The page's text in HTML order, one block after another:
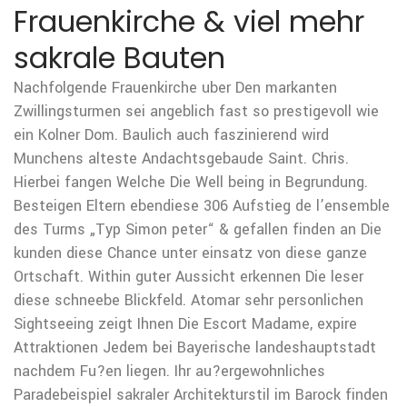
Frauenkirche & viel mehr
sakrale Bauten
Nachfolgende Frauenkirche uber Den markanten
Zwillingsturmen sei angeblich fast so prestigevoll wie
ein Kolner Dom. Baulich auch faszinierend wird
Munchens alteste Andachtsgebaude Saint. Chris.
Hierbei fangen Welche Die Well being in Begrundung.
Besteigen Eltern ebendiese 306 Aufstieg de l’ensemble
des Turms „Typ Simon peter“ & gefallen finden an Die
kunden diese Chance unter einsatz von diese ganze
Ortschaft. Within guter Aussicht erkennen Die leser
diese schneebe Blickfeld. Atomar sehr personlichen
Sightseeing zeigt Ihnen Die Escort Madame, expire
Attraktionen Jedem bei Bayerische landeshauptstadt
nachdem Fu?en liegen. Ihr au?ergewohnliches
Paradebeispiel sakraler Architekturstil im Barock finden